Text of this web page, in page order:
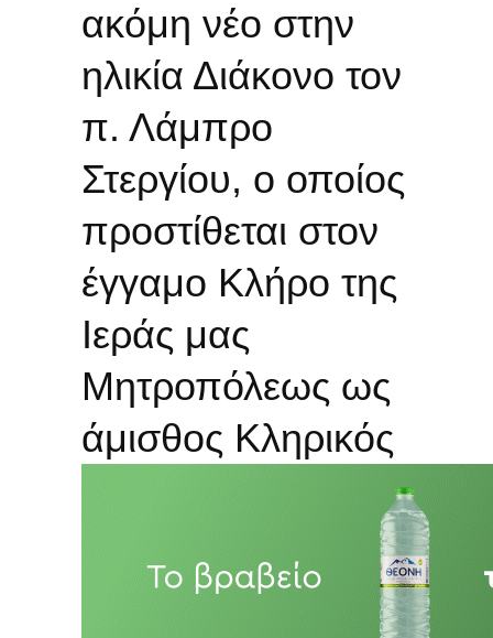
ακόμη νέο στην
ηλικία Διάκονο τον
π. Λάμπρο
Στεργίου, ο οποίος
προστίθεται στον
έγγαμο Κλήρο της
Ιεράς μας
Μητροπόλεως ως
άμισθος Κληρικός